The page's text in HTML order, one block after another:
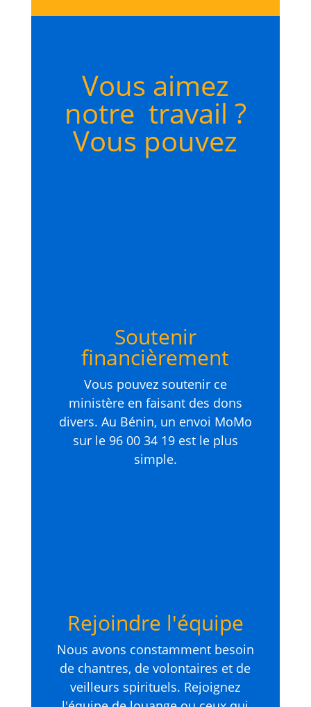
Vous aimez
notre travail ?
Vous pouvez
Soutenir
financièrement
Vous pouvez soutenir ce
ministère en faisant des dons
divers. Au Bénin, un envoi MoMo
sur le 96 00 34 19 est le plus
simple.
Rejoindre l'équipe
Nous avons constamment besoin
de chantres, de volontaires et de
veilleurs spirituels. Rejoignez